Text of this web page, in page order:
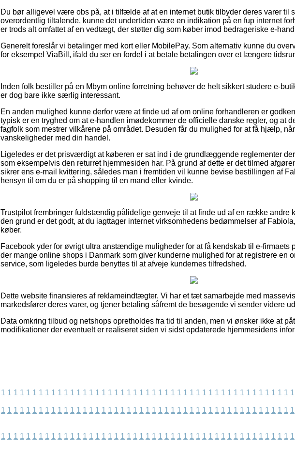
Du bør alligevel være obs på, at i tilfælde af at en internet butik tilbyder deres varer til
overordentlig tiltalende, kunne det undertiden være en indikation på en fup internet
er trods alt omfattet af en vedtægt, der støtter dig som køber imod bedrageriske e-
Generelt foreslår vi betalinger med kort eller MobilePay. Som alternativ kunne du
for eksempel ViaBill, ifald du ser en fordel i at betale betalingen over et længere
Inden folk bestiller på en Mbym online forretning behøver de helt sikkert studere e-
er dog bare ikke særlig interessant.
En anden mulighed kunne derfor være at finde ud af om online forhandleren er
typisk er en tryghed om at e-handlen imødekommer de officielle danske regler, og at
fagfolk som mestrer vilkårene på området. Desuden får du mulighed for at få hjælp,
vanskeligheder med din handel.
Ligeledes er det prisværdigt at køberen er sat ind i de grundlæggende reglementer
som eksempelvis den returret hjemmesiden har. På grund af dette er det tilmed
sikrer ens e-mail kvittering, således man i fremtiden vil kunne bevise bestillingen af
hensyn til om du er på shopping til en mand eller kvinde.
Trustpilot frembringer fuldstændig pålidelige genveje til at finde ud af en række andre
den grund er det godt, at du iagttager internet virksomhedens bedømmelser af
køber.
Facebook yder for øvrigt ultra anstændige muligheder for at få kendskab til e-firmaets
der mange online shops i Danmark som giver kunderne mulighed for at registrere en
service, som ligeledes burde benyttes til at afveje kundernes tilfredshed.
Dette website finansieres af reklameindtægter. Vi har et tæt samarbejde med
markedsfører deres varer, og tjener betaling såfremt de besøgende vi sender videre
Data omkring tilbud og netshops opretholdes fra tid til anden, men vi ønsker ikke at
modifikationer der eventuelt er realiseret siden vi sidst opdaterede hjemmesidens
1 1 1 1 1 1 1 1 1 1 1 1 1 1 1 1 1 1 1 1 1 1 1 1 1 1 1 1 1 1 1 1 1 1 1 1 1 1 1 1 1 1 1 1 1 1 1
1 1 1 1 1 1 1 1 1 1 1 1 1 1 1 1 1 1 1 1 1 1 1 1 1 1 1 1 1 1 1 1 1 1 1 1 1 1 1 1 1 1 1 1 1 1 1
1 1 1 1 1 1 1 1 1 1 1 1 1 1 1 1 1 1 1 1 1 1 1 1 1 1 1 1 1 1 1 1 1 1 1 1 1 1 1 1 1 1 1 1 1 1 1